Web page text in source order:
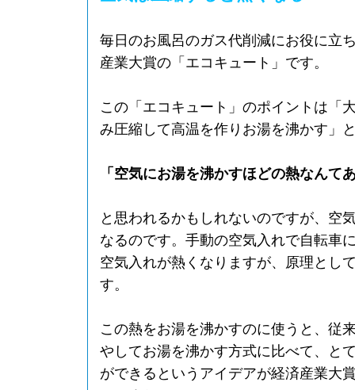
毎日のお風呂のガス代削減にお役に立
産業大賞の「エコキュート」です。
この「エコキュート」のポイントは「
み圧縮して高温を作りお湯を沸かす」
「空気にお湯を沸かすほどの熱なんて
と思われるかもしれないのですが、空
なるのです。手動の空気入れで自転車
空気入れが熱くなりますが、原理とし
す。
この熱をお湯を沸かすのに使うと、従
やしてお湯を沸かす方式に比べて、と
ができるというアイデアが経済産業大